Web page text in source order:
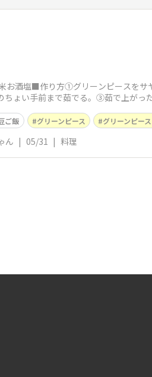
お酒塩■作り方①グリーンピースを
ちょい手前まで茹でる。③茹で上が
ご飯 グリーンピース グリーンピー
ん | 05/31 | 料理